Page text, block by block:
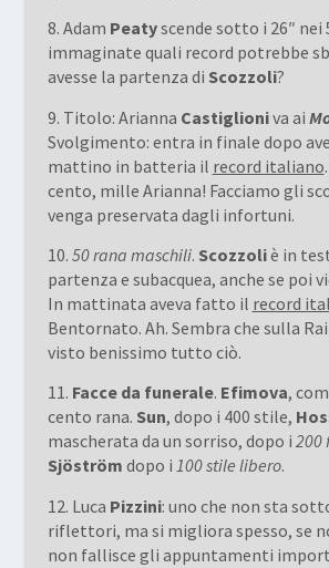
8. Adam Peatyscende sotto i 26″ nei
immaginate quali record potrebbe
avesse la partenza di Scozzoli?
9. Titolo: Arianna Castiglioniva ai
Svolgimento: entra in finale dopo
mattino in batteria il record italiano
cento, mille Arianna! Facciamo gli
venga preservata dagli infortuni.
10. 50 rana maschili. Scozzoliè in
partenza e subacquea, anche se poi
In mattinata aveva fatto il record
Bentornato. Ah. Sembra che sulla
visto benissimo tutto ciò.
11. Facce da funerale. Efimova,
cento rana. Sun, dopo i 400 stile,
mascherata da un sorriso, dopo i 200
Sjöström dopo i 100 stile libero.
12. Luca Pizzini: uno che non sta
riflettori, ma si migliora spesso, se
non fallisce gli appuntamenti